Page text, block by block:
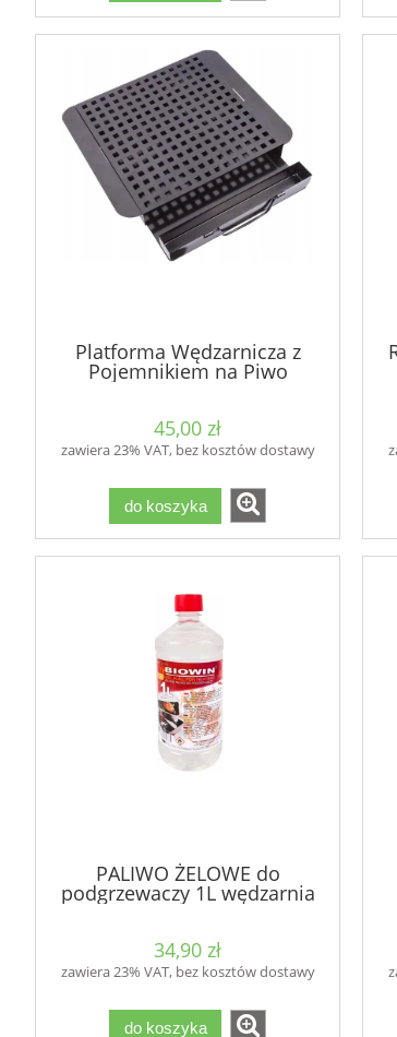
Platforma Wędzarnicza z
Pojemnikiem na Piwo
45,00 zł
zawiera 23% VAT, bez kosztów dostawy
do koszyka
PALIWO ŻELOWE do
podgrzewaczy 1L wędzarnia
BIOWIN
34,90 zł
zawiera 23% VAT, bez kosztów dostawy
do koszyka